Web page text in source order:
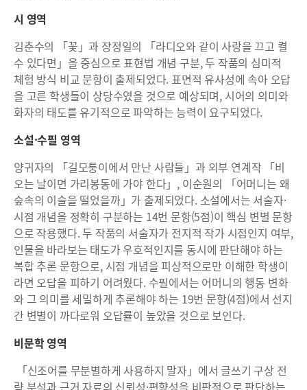
시 영역
김춘수의 「꽃」과 장정일의 「라디오와 같이 사랑을 끄고 켤
수 있다면」을 중심으로 표현법 개념 구분, 두 작품의 심미적
체험 방식 비교 문항이 출제되었다. 표면적 유사성에 속아 오답
을 고른 학생들이 상당수였을 것으로 예상되며, 시어의 의미와
화자의 태도를 유기적으로 파악하는 능력이 요구되었다.
소설·수필 영역
양귀자의 「길모퉁이에서 만난 사람들」과 외부 연계작 「비
오는 날이면 가리봉동에 가야 한다」, 이순원의 「어머니는 왜
숲속의 이슬을 떨었을까」가 출제되었다. 소설에서는 서술자·
시점 개념을 정확히 구분하는 14번 문항(5점)이 핵심 변별 문항
으로 작용했다. 두 작품의 서술자가 전지적 작가 시점인지 여부,
인물을 바라보는 태도가 우호적인지를 동시에 판단해야 하는
복합 추론 문항으로, 시점 개념을 피상적으로만 이해한 학생이
라면 오답을 피하기 어려웠다. 수필에서는 어머니의 행동 변화
와 그 의미를 세밀하게 추론해야 하는 19번 문항(4점)에서 선지
간 변별이 까다로워 오답률이 높았을 것으로 보인다.
비문학 영역
「신조어를 무분별하게 사용하지 말자」에서 글쓰기 구상 전
략 분석과 근거 자료의 신뢰성·편향성을 비판적으로 판단하는